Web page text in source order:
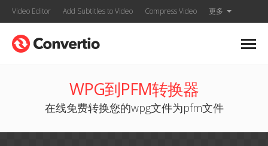
Video Editor Add Subtitles to Video Compress Video 更多
WPG到PFM转换器
在线免费转换您的wpg文件为pfm文件